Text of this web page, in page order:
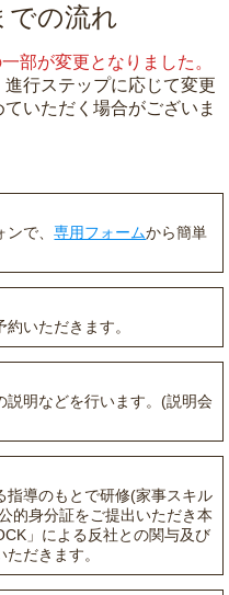
での流れ
部が変更となりました。
行ステップに応じて変更
いただく場合がございま
ンで、専用フォームから簡単
いただきます。
説明などを行います。(説明会
指導のもとで研修(家事スキル
的身分証をご提出いただき本
」による反社との関与及び
だきます。